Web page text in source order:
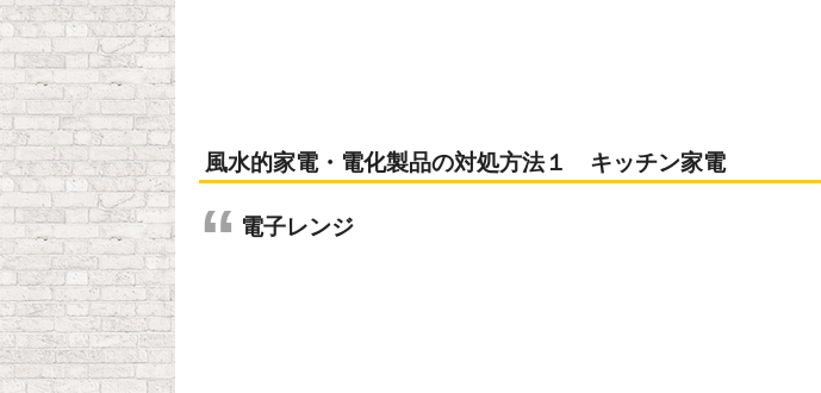
風水的家電・電化製品の対処方法１ キッチン家電
電子レンジ